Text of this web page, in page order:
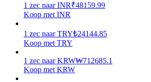
1 zec naar INR₹48159.99
Koop met INR
1 zec naar TRY₺24144.85
Koop met TRY
1 zec naar KRW₩712685.1
Koop met KRW